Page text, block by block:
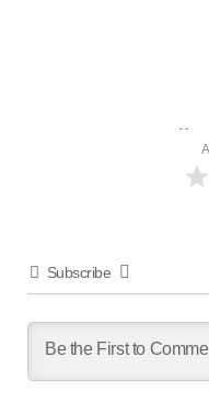
Subscribe